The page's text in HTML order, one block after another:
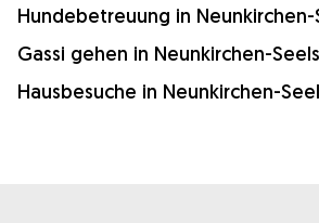
Hundebetreuung in Neunkirchen-
Gassi gehen in Neunkirchen-
Hausbesuche in Neunkirchen-